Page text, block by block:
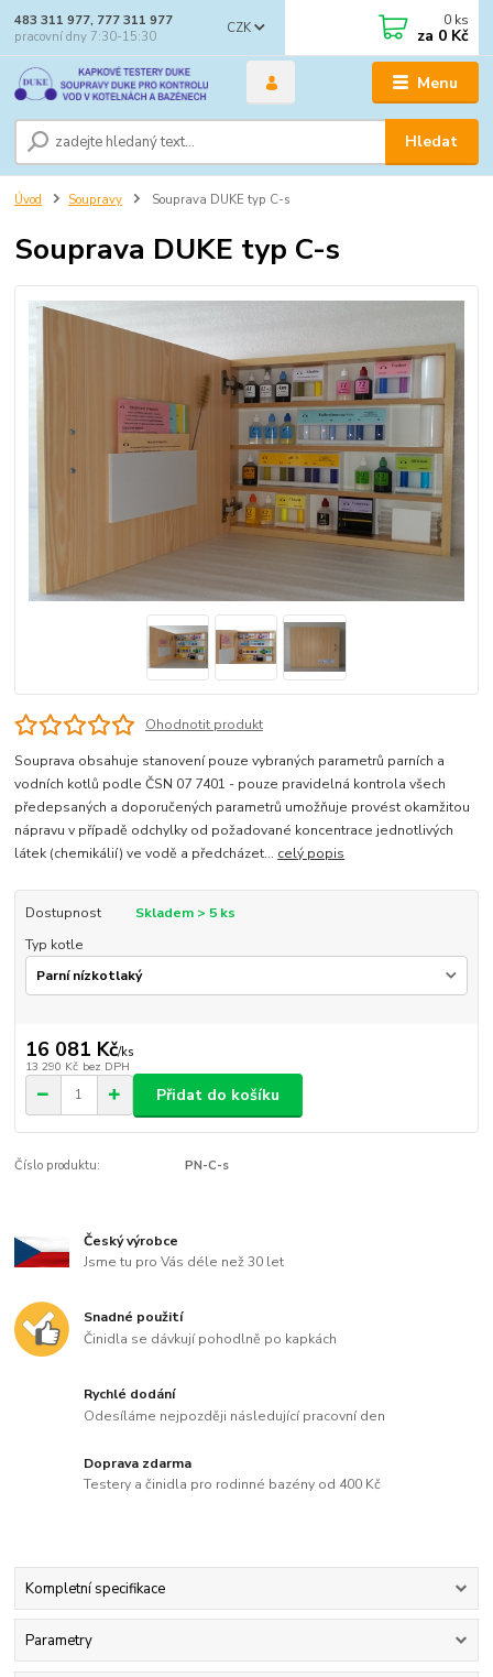
Menu
CZK
Hledat
483 311 977, 777 311 977
pracovní dny 7:30-15:30
0 ks
za 0 Kč
Úvod Soupravy Souprava DUKE typ C-s
Souprava DUKE typ C-s
Ohodnotit produkt
Souprava obsahuje stanovení pouze vybraných parametrů parních a
vodních kotlů podle ČSN 07 7401 - pouze pravidelná kontrola všech
předepsaných a doporučených parametrů umožňuje provést okamžitou
nápravu v případě odchylky od požadované koncentrace jednotlivých
látek (chemikálií) ve vodě a předcházet... celý popis
Dostupnost
Skladem > 5 ks
Typ kotle
16 081 Kč/ks
13 290 Kč bez DPH
Přidat do košíku
Číslo produktu: PN-C-s
Český výrobce
Jsme tu pro Vás déle než 30 let
Snadné použití
Činidla se dávkují pohodlně po kapkách
Rychlé dodání
Odesíláme nejpozději následující pracovní den
Doprava zdarma
Testery a činidla pro rodinné bazény od 400 Kč
Kompletní specifikace
Parametry